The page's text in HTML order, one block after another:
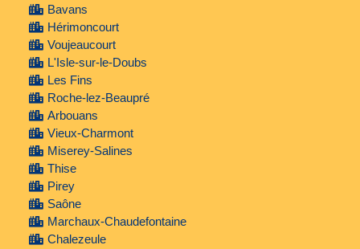
Bavans
Hérimoncourt
Voujeaucourt
L'Isle-sur-le-Doubs
Les Fins
Roche-lez-Beaupré
Arbouans
Vieux-Charmont
Miserey-Salines
Thise
Pirey
Saône
Marchaux-Chaudefontaine
Chalezeule